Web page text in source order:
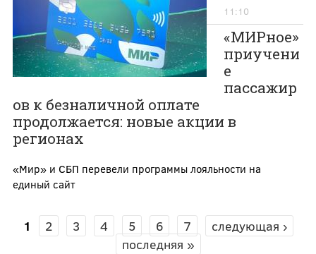
11:10
«МИРное»
приучени
е
пассажир
ов к безналичной оплате
продолжается: новые акции в
регионах
«Мир» и СБП перевели программы лояльности на
единый сайт
СТРАНИЦЫ
1 2 3 4 5 6 7
следующая ›
последняя »